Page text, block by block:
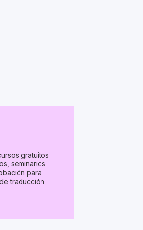
gratuitos
seminarios
para
traducción